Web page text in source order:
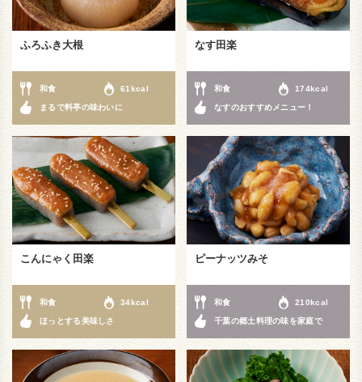
ふろふき大根
和食 61kcal
まるで料亭の味わいに
なす田楽
和食 174kcal
なすのおすすめメニュー！
こんにゃく田楽
和食 34kcal
ほっとする美味しさ
ピーナッツみそ
和食 210kcal
千葉の郷土料理の味を家庭で